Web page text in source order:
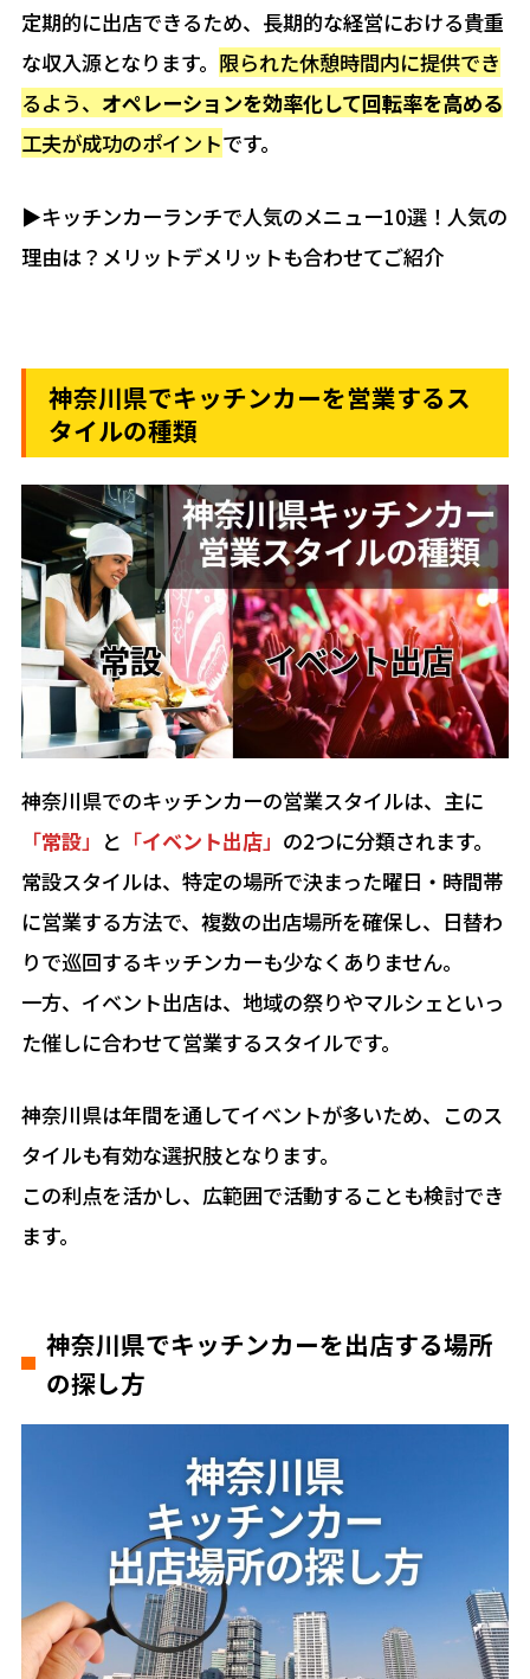
定期的に出店できるため、長期的な経営における貴重
な収入源となります。 限られた休憩時間内に提供でき
るよう、 オペレーションを効率化して回転率を高める
工夫が成功のポイントです。
▶︎キッチンカーランチで人気のメニュー10選！人気の
理由は？メリットデメリットも合わせてご紹介
神奈川県でキッチンカーを営業するス
タイルの種類
神奈川県でのキッチンカーの営業スタイルは、主に
「常設」 と 「イベント出店」 の2つに分類されます。
常設スタイルは、特定の場所で決まった曜日・時間帯
に営業する方法で、複数の出店場所を確保し、日替わ
りで巡回するキッチンカーも少なくありません。
一方、イベント出店は、地域の祭りやマルシェといっ
た催しに合わせて営業するスタイルです。
神奈川県は年間を通してイベントが多いため、このス
タイルも有効な選択肢となります。
この利点を活かし、広範囲で活動することも検討でき
ます。
神奈川県でキッチンカーを出店する場所
の探し方